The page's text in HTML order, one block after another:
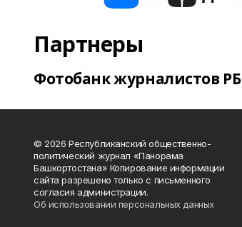
Партнеры
Фотобанк журналистов РБ
© 2026 Республиканский общественно-
политический журнал «Панорама
Башкортостана» Копирование информации
сайта разрешено только с письменного
согласия администрации.
Об использовании персональных данных